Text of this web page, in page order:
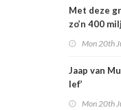
Met deze
zo’n 400
Mon 20th
Jaap van
lef’
Mon 20th